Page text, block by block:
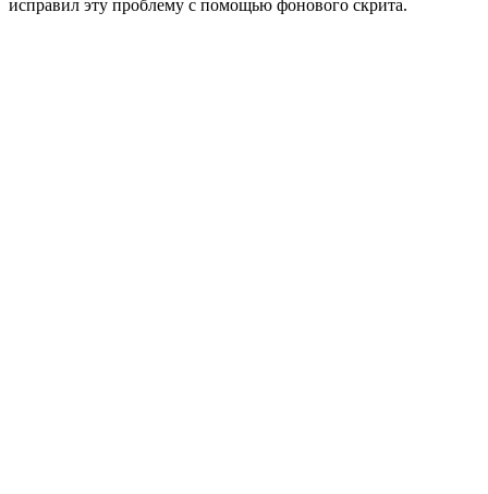
исправил эту проблему с помощью фонового скрита.